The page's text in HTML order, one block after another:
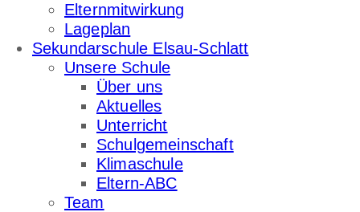
Elternmitwirkung
Lageplan
Sekundarschule Elsau-Schlatt
Unsere Schule
Über uns
Aktuelles
Unterricht
Schulgemeinschaft
Klimaschule
Eltern-ABC
Team